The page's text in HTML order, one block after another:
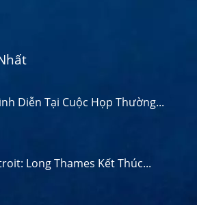
Diễn Tại Cuộc Họp Thường...
Long Thames Kết Thúc...